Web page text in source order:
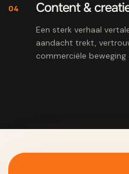
04 Content &
Een sterk verhaal
aandacht trekt,
commerciële beweging